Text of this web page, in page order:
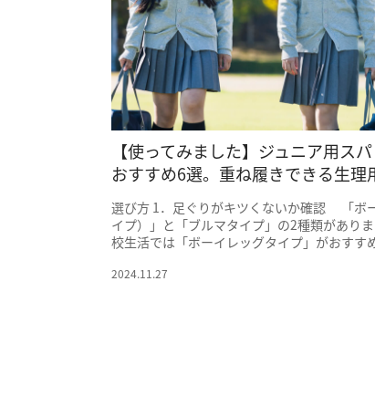
【使ってみました】ジュニア用ス
おすすめ6選。重ね履きできる生理
選び方 1．足ぐりがキツくないか確認 「ボ
イプ）」と「ブルマタイプ」の2種類があり
校生活では「ボーイレッグタイプ」がおすす
2024.11.27